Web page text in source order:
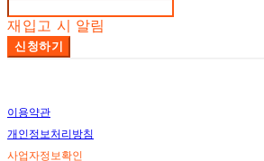
재입고 시 알림
신청하기
이용약관
개인정보처리방침
사업자정보확인